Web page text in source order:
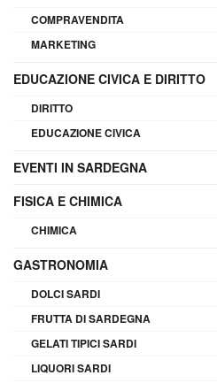
COMPRAVENDITA
MARKETING
EDUCAZIONE CIVICA E DIRITTO
DIRITTO
EDUCAZIONE CIVICA
EVENTI IN SARDEGNA
FISICA E CHIMICA
CHIMICA
GASTRONOMIA
DOLCI SARDI
FRUTTA DI SARDEGNA
GELATI TIPICI SARDI
LIQUORI SARDI